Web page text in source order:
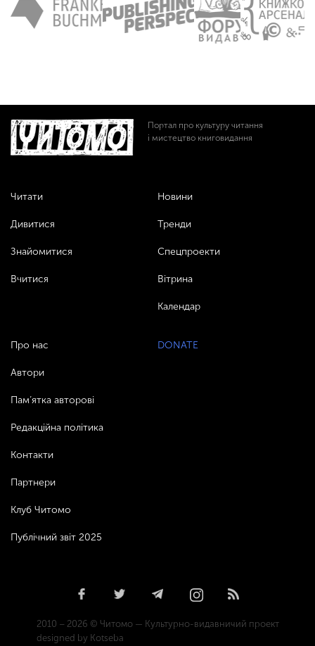
Портал про культуру читання
і мистецтво книговидання
Читати
Дивитися
Знайомитися
Вчитися
Новини
Тренди
Спецпроекти
Вітрина
Календар
Про нас
Автори
Пам’ятка авторові
Редакційна політика
Контакти
Партнери
Клуб Читомо
Публічний звіт 2025
DONATE
2010 – 2026 © Читомо — Культурно-видавничий проект
designed by Kotseba